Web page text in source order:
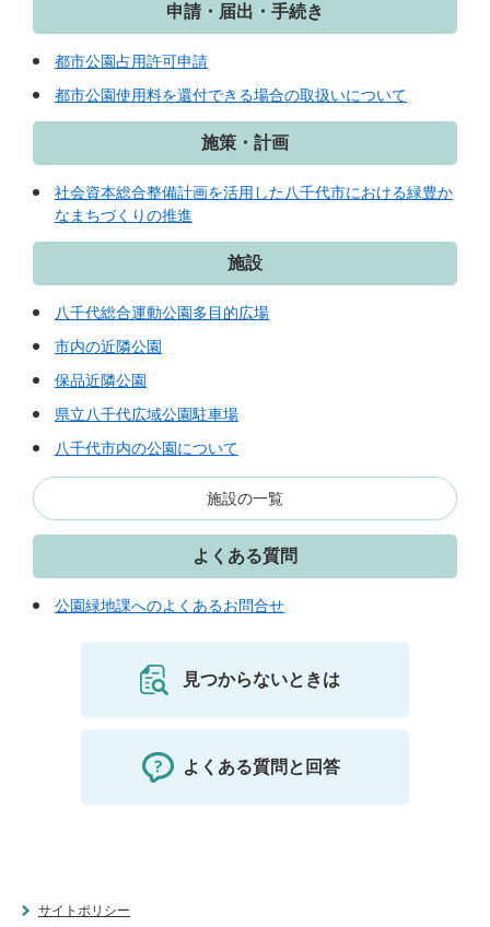
申請・届出・手続き
都市公園占用許可申請
都市公園使用料を還付できる場合の取扱いについて
施策・計画
社会資本総合整備計画を活用した八千代市における緑豊か
なまちづくりの推進
施設
八千代総合運動公園多目的広場
市内の近隣公園
保品近隣公園
県立八千代広域公園駐車場
八千代市内の公園について
施設の一覧
よくある質問
公園緑地課へのよくあるお問合せ
見つからないときは
よくある質問と回答
サイトポリシー